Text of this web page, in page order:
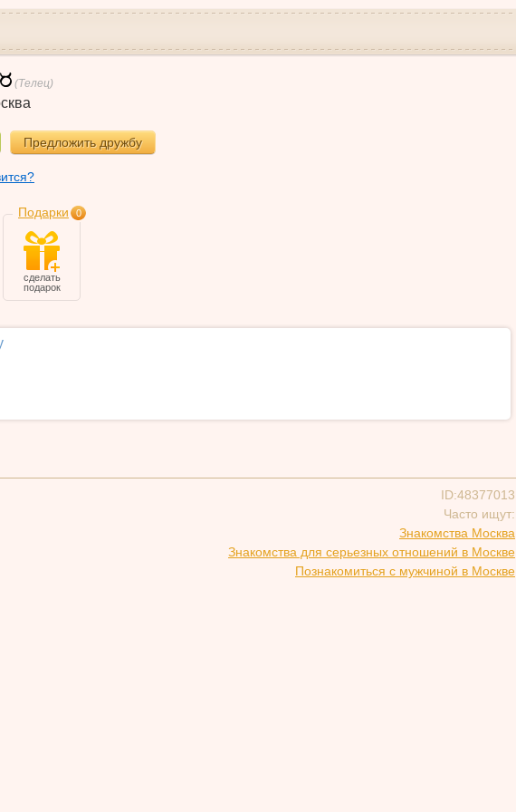
(Телец)
Предложить дружбу
Подарки 0
сделать
подарок
ID:48377013
Часто ищут:
Знакомства Москва
Знакомства для серьезных отношений в Москве
Познакомиться с мужчиной в Москве